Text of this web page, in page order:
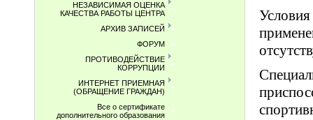
НЕЗАВИСИМАЯ ОЦЕНКА
КАЧЕСТВА РАБОТЫ ЦЕНТРА
АРХИВ ЗАПИСЕЙ
ФОРУМ
ПРОТИВОДЕЙСТВИЕ
КОРРУПЦИИ
ИНТЕРНЕТ ПРИЕМНАЯ
(ОБРАЩЕНИЕ ГРАЖДАН)
Все о сертификате
дополнительного образования